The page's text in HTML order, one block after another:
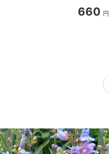
660 円